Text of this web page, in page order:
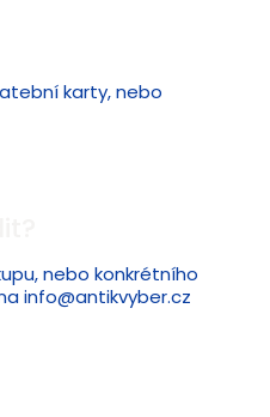
karty, nebo
nebo konkrétního
info@antikvyber.cz